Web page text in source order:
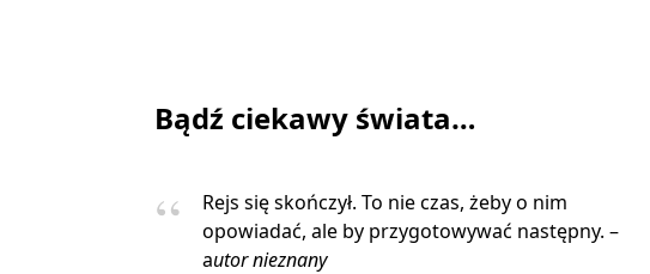
Bądź ciekawy świata…
Rejs się skończył. To nie czas, żeby o nim
opowiadać, ale by przygotowywać następny. –
autor nieznany